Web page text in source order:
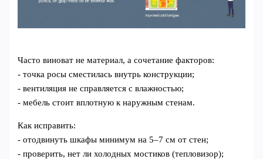
Часто виноват не материал, а сочетание факторов:
- точка росы сместилась внутрь конструкции;
- вентиляция не справляется с влажностью;
- мебель стоит вплотную к наружным стенам.
Как исправить:
- отодвинуть шкафы минимум на 5–7 см от стен;
- проверить, нет ли холодных мостиков (тепловизор);